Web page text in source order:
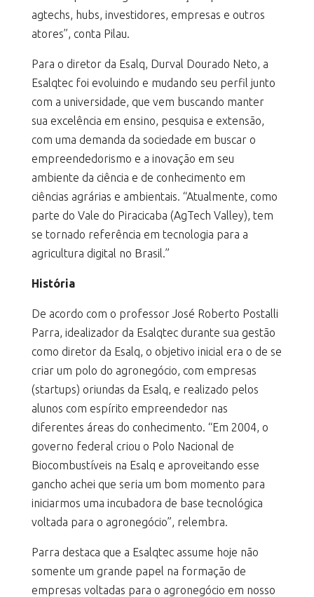
agtechs, hubs, investidores, empresas e outros
atores”, conta Pilau.
Para o diretor da Esalq, Durval Dourado Neto, a
Esalqtec foi evoluindo e mudando seu perfil junto
com a universidade, que vem buscando manter
sua excelência em ensino, pesquisa e extensão,
com uma demanda da sociedade em buscar o
empreendedorismo e a inovação em seu
ambiente da ciência e de conhecimento em
ciências agrárias e ambientais. “Atualmente, como
parte do Vale do Piracicaba (AgTech Valley), tem
se tornado referência em tecnologia para a
agricultura digital no Brasil.”
História
De acordo com o professor José Roberto Postalli
Parra, idealizador da Esalqtec durante sua gestão
como diretor da Esalq, o objetivo inicial era o de se
criar um polo do agronegócio, com empresas
(startups) oriundas da Esalq, e realizado pelos
alunos com espírito empreendedor nas
diferentes áreas do conhecimento. “Em 2004, o
governo federal criou o Polo Nacional de
Biocombustíveis na Esalq e aproveitando esse
gancho achei que seria um bom momento para
iniciarmos uma incubadora de base tecnológica
voltada para o agronegócio”, relembra.
Parra destaca que a Esalqtec assume hoje não
somente um grande papel na formação de
empresas voltadas para o agronegócio em nosso